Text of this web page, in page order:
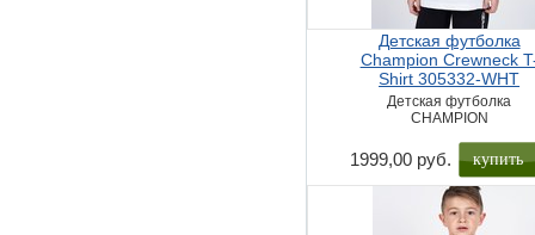
Детская футболка
Champion Crewneck
Shirt 305332-WHT
Детская футболка
CHAMPION
1999,00 руб. купить